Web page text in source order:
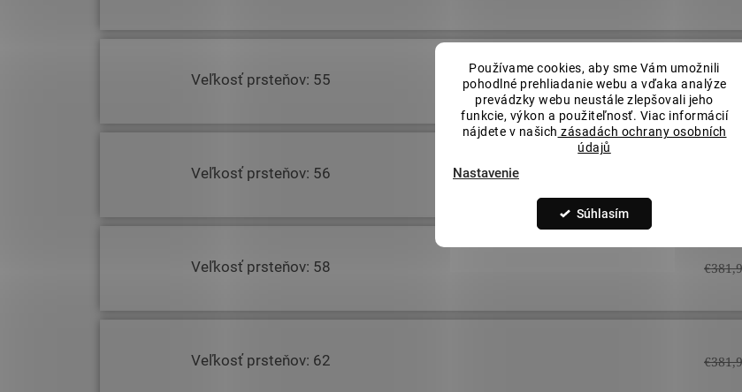
Používame cookies, aby sme Vám umožnili
pohodlné prehliadanie webu a vďaka analýze
prevádzky webu neustále zlepšovali jeho
funkcie, výkon a použiteľnosť. Viac informácií
nájdete v našich zásadách ochrany osobních
údajů
Nastavenie
Súhlasím
Veľkosť prsteňov: 55 €381,92
Veľkosť prsteňov: 56
Veľkosť prsteňov: 58
Veľkosť prsteňov: 62